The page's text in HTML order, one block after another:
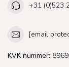
+31 (0)523
[email
KVK nummer: